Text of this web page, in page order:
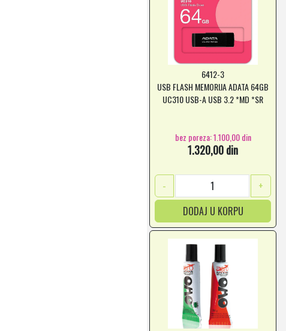
6412-3
USB FLASH MEMORIJA ADATA 64GB
UC310 USB-A USB 3.2 *MD *SR
bez poreza: 1.100,00 din
1.320,00 din
-
+
DODAJ U KORPU